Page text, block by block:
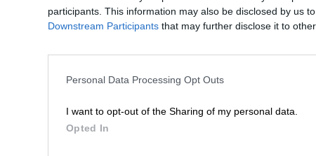
participants. This information may also be disclosed by us
Downstream Participants that may further disclose it to
Personal Data Processing Opt Outs
I want to opt-out of the Sharing of my personal data.
Opted In
La Cadena Ser filtra algunas
contagio de Covid-19 que este
Gobierno de Sánchez
Más artículos de este autor